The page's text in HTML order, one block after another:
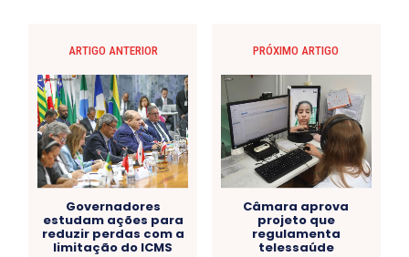
ARTIGO ANTERIOR
Governadores
estudam ações para
reduzir perdas com a
limitação do ICMS
PRÓXIMO ARTIGO
Câmara aprova
projeto que
regulamenta
telessaúde